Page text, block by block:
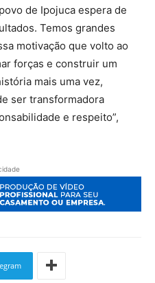
de Ipojuca espera de
Temos grandes
motivação que volto ao
forças e construir um
mais uma vez,
ser transformadora
e respeito”,